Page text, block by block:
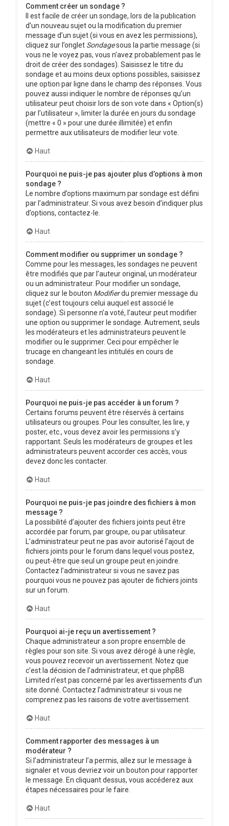
Comment créer un sondage ?
Il est facile de créer un sondage, lors de la publication
d’un nouveau sujet ou la modification du premier
message d’un sujet (si vous en avez les permissions),
cliquez sur l’onglet Sondagesous la partie message (si
vous ne le voyez pas, vous n’avez probablement pas le
droit de créer des sondages). Saisissez le titre du
sondage et au moins deux options possibles, saisissez
une option par ligne dans le champ des réponses. Vous
pouvez aussi indiquer le nombre de réponses qu’un
utilisateur peut choisir lors de son vote dans « Option(s)
par l’utilisateur », limiter la durée en jours du sondage
(mettre « 0 » pour une durée illimitée) et enfin
permettre aux utilisateurs de modifier leur vote.
Haut
Pourquoi ne puis-je pas ajouter plus d’options à mon
sondage ?
Le nombre d’options maximum par sondage est défini
par l’administrateur. Si vous avez besoin d’indiquer plus
d’options, contactez-le.
Haut
Comment modifier ou supprimer un sondage ?
Comme pour les messages, les sondages ne peuvent
être modifiés que par l’auteur original, un modérateur
ou un administrateur. Pour modifier un sondage,
cliquez sur le bouton Modifierdu premier message du
sujet (c’est toujours celui auquel est associé le
sondage). Si personne n’a voté, l’auteur peut modifier
une option ou supprimer le sondage. Autrement, seuls
les modérateurs et les administrateurs peuvent le
modifier ou le supprimer. Ceci pour empêcher le
trucage en changeant les intitulés en cours de
sondage.
Haut
Pourquoi ne puis-je pas accéder à un forum ?
Certains forums peuvent être réservés à certains
utilisateurs ou groupes. Pour les consulter, les lire, y
poster, etc., vous devez avoir les permissions s’y
rapportant. Seuls les modérateurs de groupes et les
administrateurs peuvent accorder ces accès, vous
devez donc les contacter.
Haut
Pourquoi ne puis-je pas joindre des fichiers à mon
message ?
La possibilité d’ajouter des fichiers joints peut être
accordée par forum, par groupe, ou par utilisateur.
L’administrateur peut ne pas avoir autorisé l’ajout de
fichiers joints pour le forum dans lequel vous postez,
ou peut-être que seul un groupe peut en joindre.
Contactez l’administrateur si vous ne savez pas
pourquoi vous ne pouvez pas ajouter de fichiers joints
sur un forum.
Haut
Pourquoi ai-je reçu un avertissement ?
Chaque administrateur a son propre ensemble de
règles pour son site. Si vous avez dérogé à une règle,
vous pouvez recevoir un avertissement. Notez que
c’est la décision de l’administrateur, et que phpBB
Limited n’est pas concerné par les avertissements d’un
site donné. Contactez l’administrateur si vous ne
comprenez pas les raisons de votre avertissement.
Haut
Comment rapporter des messages à un
modérateur ?
Si l’administrateur l’a permis, allez sur le message à
signaler et vous devriez voir un bouton pour rapporter
le message. En cliquant dessus, vous accéderez aux
étapes nécessaires pour le faire.
Haut